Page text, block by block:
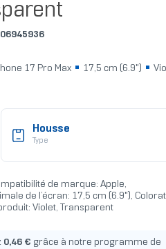
17 Pro Max 17,5 cm (6.9")
Housse
Type
de marque: Apple,
de l’écran: 17,5 cm (6.9"),
Violet, Transparent
0,46 € grâce à notre programme de